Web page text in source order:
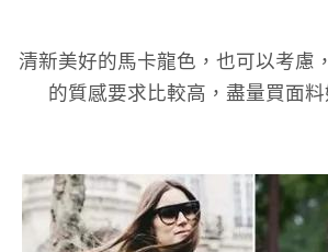
清新美好的馬卡龍色，也可以考慮
的質感要求比較高，盡量買面料